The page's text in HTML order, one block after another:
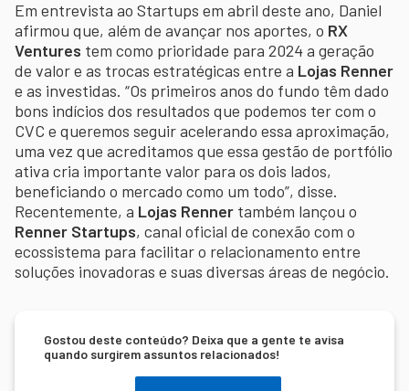
Em entrevista ao Startups em abril deste ano, Daniel
afirmou que, além de avançar nos aportes, o RX
Ventures tem como prioridade para 2024 a geração
de valor e as trocas estratégicas entre a Lojas Renner
e as investidas. “Os primeiros anos do fundo têm dado
bons indícios dos resultados que podemos ter com o
CVC e queremos seguir acelerando essa aproximação,
uma vez que acreditamos que essa gestão de portfólio
ativa cria importante valor para os dois lados,
beneficiando o mercado como um todo”, disse.
Recentemente, a Lojas Renner também lançou o
Renner Startups, canal oficial de conexão com o
ecossistema para facilitar o relacionamento entre
soluções inovadoras e suas diversas áreas de negócio.
Gostou deste conteúdo? Deixa que a gente te avisa
quando surgirem assuntos relacionados!